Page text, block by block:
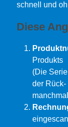
schnell und
Diese
Produkts
(Die
der Rück-